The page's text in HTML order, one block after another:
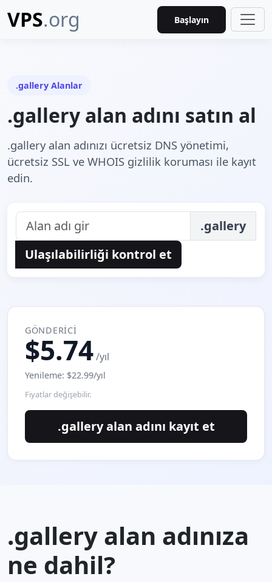
VPS.org Başlayın
.gallery Alanlar
.gallery alan adını satın al
.gallery alan adınızı ücretsiz DNS yönetimi,
ücretsiz SSL ve WHOIS gizlilik koruması ile kayıt
edin.
.gallery
Ulaşılabilirliği kontrol et
GÖNDERICI
$5.74/yıl
Yenileme: $22.99/yıl
Fiyatlar değişebilir.
.gallery alan adını kayıt et
.gallery alan adınıza
ne dahil?